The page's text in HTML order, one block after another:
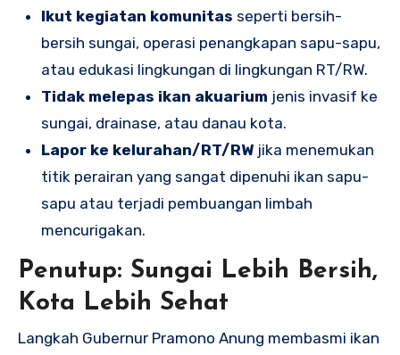
Ikut kegiatan komunitas seperti bersih-
bersih sungai, operasi penangkapan sapu-sapu,
atau edukasi lingkungan di lingkungan RT/RW.
Tidak melepas ikan akuarium jenis invasif ke
sungai, drainase, atau danau kota.
Lapor ke kelurahan/RT/RWjika menemukan
titik perairan yang sangat dipenuhi ikan sapu-
sapu atau terjadi pembuangan limbah
mencurigakan.
Penutup: Sungai Lebih Bersih,
Kota Lebih Sehat
Langkah Gubernur Pramono Anung membasmi ikan